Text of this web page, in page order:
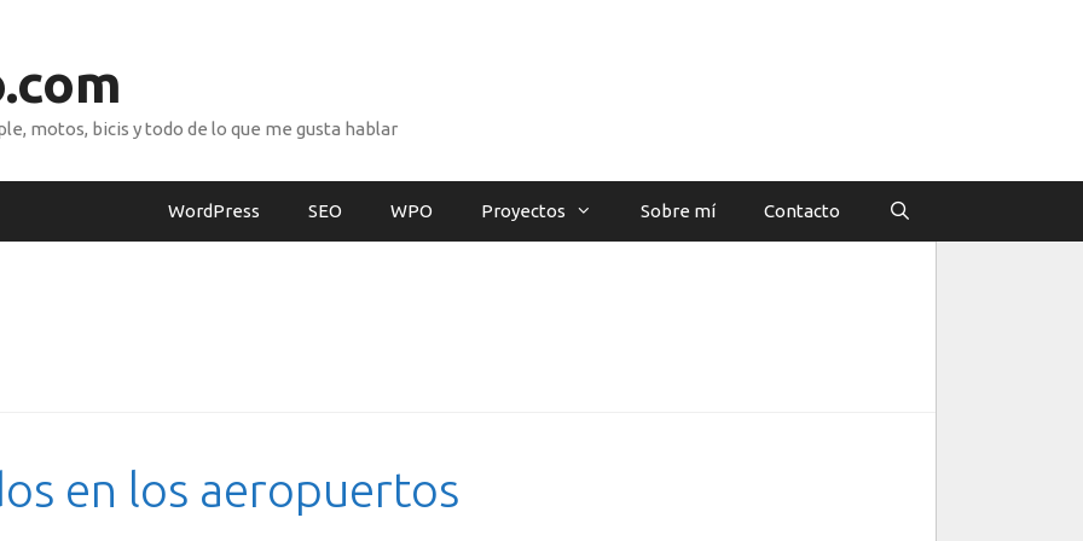
motos, bicis y todo de lo que me gusta hablar
WordPress SEO WPO Proyectos Sobre mí Contacto
en los aeropuertos